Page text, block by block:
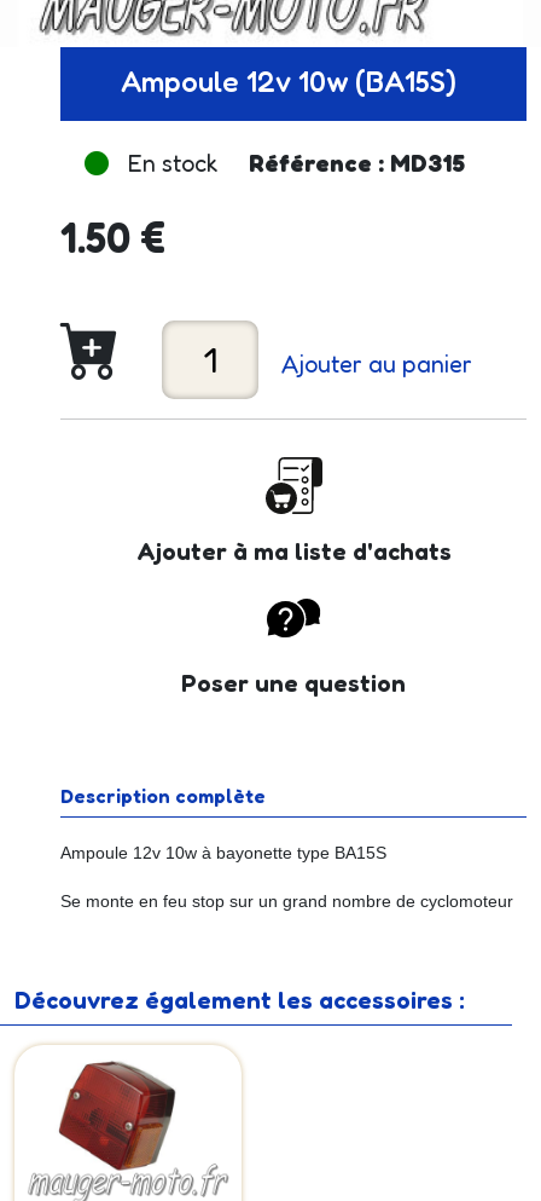
Ampoule 12v 10w (BA15S)
En stock Référence : MD315
1.50 €
Ajouter au panier
Ajouter à ma liste d'achats
Poser une question
Description complète
Ampoule 12v 10w à bayonette type BA15S
Se monte en feu stop sur un grand nombre de cyclomoteur
Découvrez également les accessoires :